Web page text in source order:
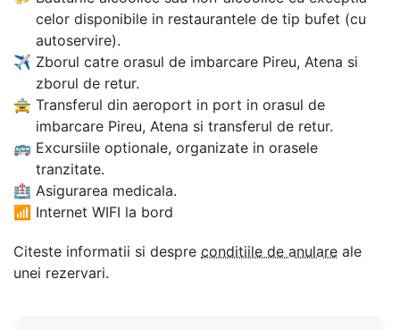
celor disponibile in restaurantele de tip bufet (cu
autoservire).
✈ Zborul catre orasul de imbarcare Pireu, Atena si
zborul de retur.
🚖 Transferul din aeroport in port in orasul de
imbarcare Pireu, Atena si transferul de retur.
🚌 Excursiile optionale, organizate in orasele
tranzitate.
🏥 Asigurarea medicala.
📶 Internet WIFI la bord
Citeste informatii si despre conditiile de anulare ale
unei rezervari.